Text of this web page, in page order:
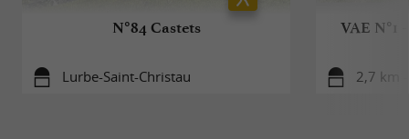
N°84 Castets
Lurbe-Saint-Christau
VAE N°1
2,7 km